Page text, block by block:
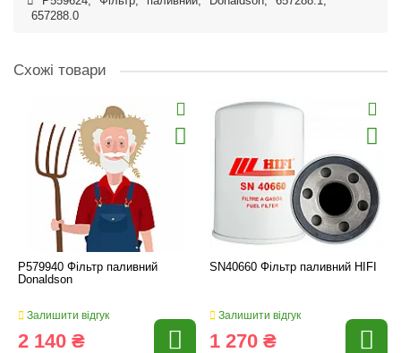
657288.0
Схожі товари
P579940 Фільтр паливний
Donaldson
Залишити відгук
2 140 ₴
SN40660 Фільтр паливний HIFI
Залишити відгук
1 270 ₴